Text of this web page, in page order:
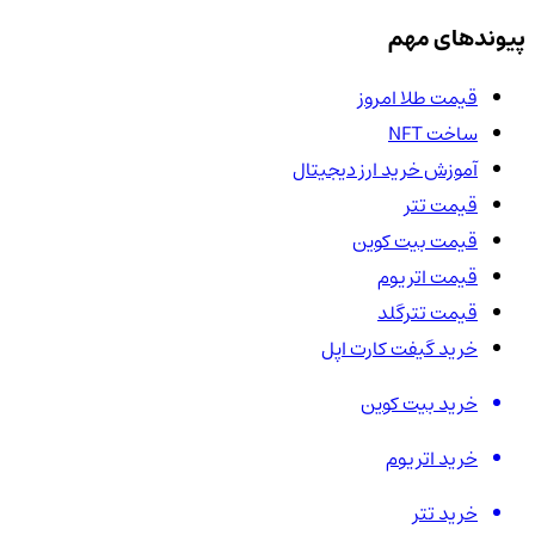
پیوندهای مهم
قیمت طلا امروز
ساخت NFT
آموزش خرید ارز دیجیتال
قیمت تتر
قیمت بیت کوین
قیمت اتریوم
قیمت تترگلد
خرید گیفت کارت اپل
خرید بیت کوین
خرید اتریوم
خرید تتر